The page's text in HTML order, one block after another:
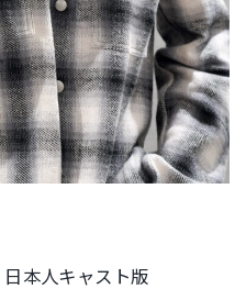
本人キャスト版